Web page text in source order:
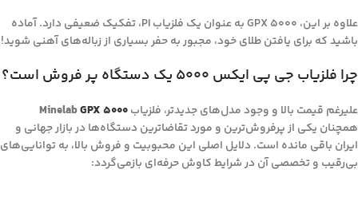
علاوه بر این، GPX 5000 به عنوان یک فلزیاب PI، تفکیک ضعیفی دارد. آماده
باشید که برای یافتن طلای خود، مجبور به حفر بسیاری از زباله‌های آهنی شوید!
چرا فلزیاب جی پی ایکس 5000 یک دستگاه پر فروش است؟
علیرغم قیمت بالا و وجود مدل‌های جدیدتر، فلزیاب MinelabGPX 5000
همچنان یکی از پرفروش‌ترین و مورد تقاضاترین دستگاه‌ها در بازار جهانی و
ایران باقی مانده است. دلایل اصلی این محبوبیت و فروش بالا، به توانایی‌های
بی‌رقیب و تخصصی آن در شرایط کاوش حرفه‌ای بازمی‌گردد: